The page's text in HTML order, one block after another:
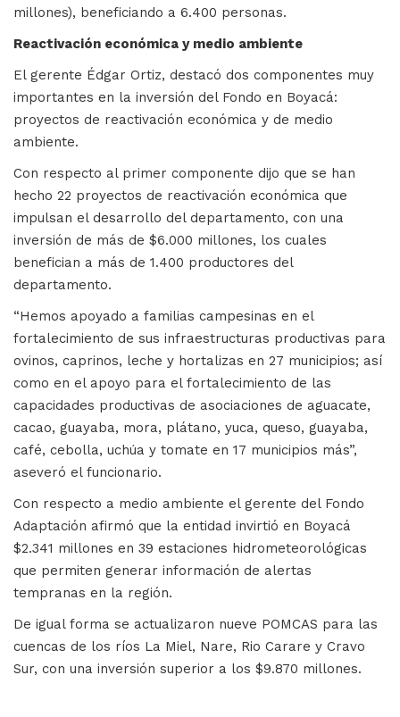
millones), beneficiando a 6.400 personas.
Reactivación económica y medio ambiente
El gerente Édgar Ortiz, destacó dos componentes muy
importantes en la inversión del Fondo en Boyacá:
proyectos de reactivación económica y de medio
ambiente.
Con respecto al primer componente dijo que se han
hecho 22 proyectos de reactivación económica que
impulsan el desarrollo del departamento, con una
inversión de más de $6.000 millones, los cuales
benefician a más de 1.400 productores del
departamento.
“Hemos apoyado a familias campesinas en el
fortalecimiento de sus infraestructuras productivas para
ovinos, caprinos, leche y hortalizas en 27 municipios; así
como en el apoyo para el fortalecimiento de las
capacidades productivas de asociaciones de aguacate,
cacao, guayaba, mora, plátano, yuca, queso, guayaba,
café, cebolla, uchúa y tomate en 17 municipios más”,
aseveró el funcionario.
Con respecto a medio ambiente el gerente del Fondo
Adaptación afirmó que la entidad invirtió en Boyacá
$2.341 millones en 39 estaciones hidrometeorológicas
que permiten generar información de alertas
tempranas en la región.
De igual forma se actualizaron nueve POMCAS para las
cuencas de los ríos La Miel, Nare, Rio Carare y Cravo
Sur, con una inversión superior a los $9.870 millones.